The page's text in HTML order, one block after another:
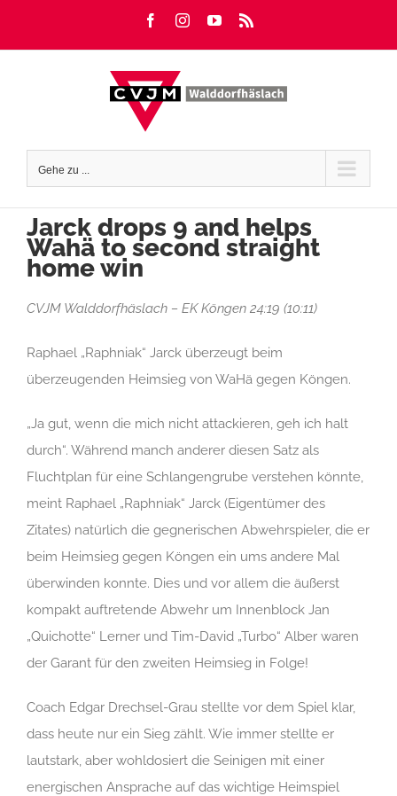
FacebookInstagramYouTube
Gehe zu ...
Jarck drops 9 and helps
Wahä to second straight
home win
CVJM Walddorfhäslach – EK Köngen 24:19 (10:11)
Raphael „Raphniak“ Jarck überzeugt beim
überzeugenden Heimsieg von WaHä gegen Köngen.
„Ja gut, wenn die mich nicht attackieren, geh ich halt
durch“. Während manch anderer diesen Satz als
Fluchtplan für eine Schlangengrube verstehen könnte,
meint Raphael „Raphniak“ Jarck (Eigentümer des
Zitates) natürlich die gegnerischen Abwehrspieler, die er
beim Heimsieg gegen Köngen ein ums andere Mal
überwinden konnte. Dies und vor allem die äußerst
kompakt auftretende Abwehr um Innenblock Jan
„Quichotte“ Lerner und Tim-David „Turbo“ Alber waren
der Garant für den zweiten Heimsieg in Folge!
Coach Edgar Drechsel-Grau stellte vor dem Spiel klar,
dass heute nur ein Sieg zählt. Wie immer stellte er
lautstark, aber wohldosiert die Seinigen mit einer
energischen Ansprache auf das wichtige Heimspiel